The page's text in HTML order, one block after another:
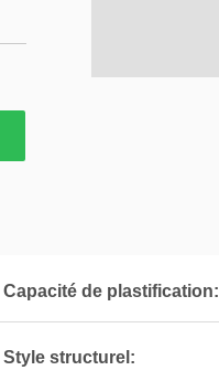
Capacité de plastification:
Style structurel: